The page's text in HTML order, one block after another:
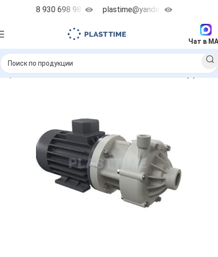
8 930 698 98 38 plastime@yandex.ru
Чат в
насосы DM - насосы с магнитной муфтой